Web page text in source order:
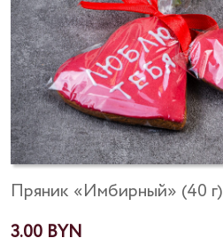
Пряник «Имбирный» (40 г)
3.00